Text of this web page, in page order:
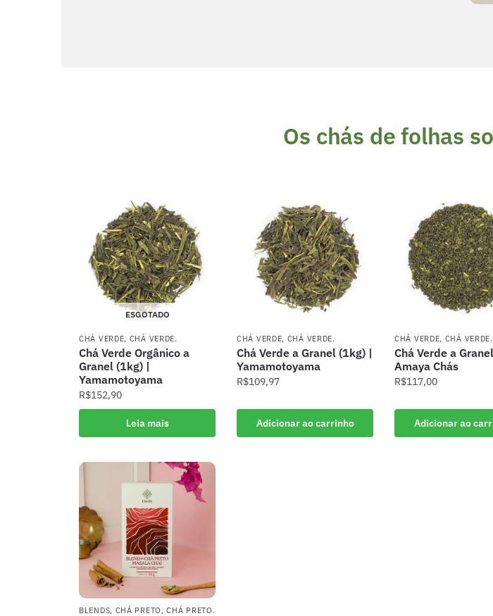
Os chás de folhas
ESGOTADO
CHÁ VERDE, CHÁ VERDE.
Chá Verde Orgânico a
Granel (1kg) |
Yamamotoyama
R$152,90
Leia mais
CHÁ VERDE, CHÁ VERDE.
Chá Verde a Granel (1kg) |
Yamamotoyama
R$109,97
Adicionar ao carrinho
CHÁ VERDE, CHÁ VERDE.
Chá Verde a
Amaya Chás
R$117,00
Adicionar ao
BLENDS, CHÁ PRETO ,CHÁ PRETO.